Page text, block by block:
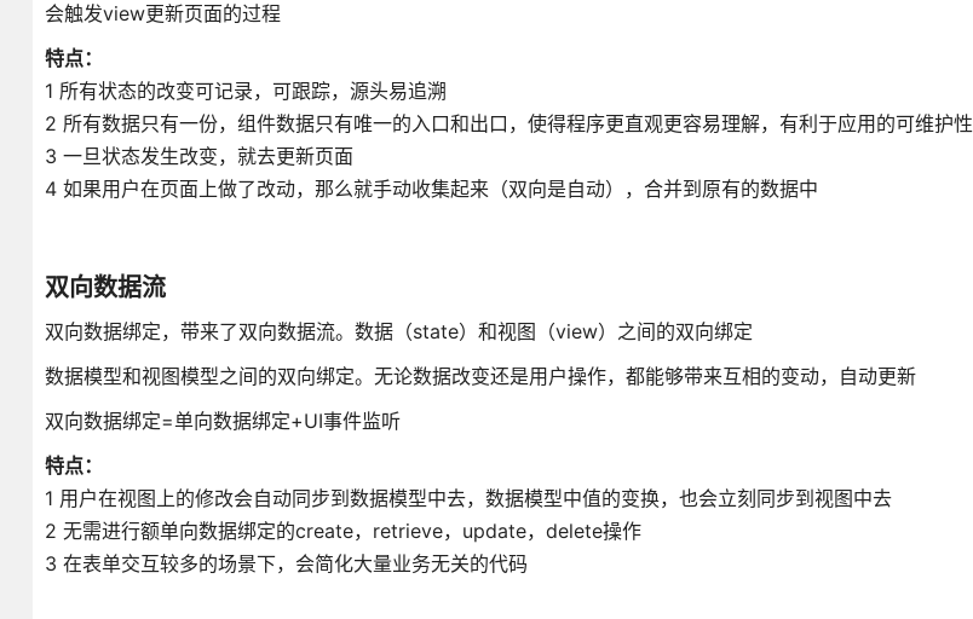
会触发view更新页面的过程
特点：
1 所有状态的改变可记录，可跟踪，源头易追溯
2 所有数据只有一份，组件数据只有唯一的入口和出口，使得程序更直观更容易理解，有利于应用的可维护性
3 一旦状态发生改变，就去更新页面
4 如果用户在页面上做了改动，那么就手动收集起来（双向是自动），合并到原有的数据中
双向数据流
双向数据绑定，带来了双向数据流。数据（state）和视图（view）之间的双向绑定
数据模型和视图模型之间的双向绑定。无论数据改变还是用户操作，都能够带来互相的变动，自动更新
双向数据绑定=单向数据绑定+UI事件监听
特点：
1 用户在视图上的修改会自动同步到数据模型中去，数据模型中值的变换，也会立刻同步到视图中去
2 无需进行额单向数据绑定的create，retrieve，update，delete操作
3 在表单交互较多的场景下，会简化大量业务无关的代码